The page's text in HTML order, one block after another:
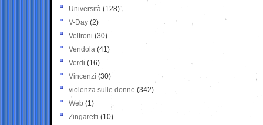
Università (128)
V-Day (2)
Veltroni (30)
Vendola (41)
Verdi (16)
Vincenzi (30)
violenza sulle donne (342)
Web (1)
Zingaretti (10)